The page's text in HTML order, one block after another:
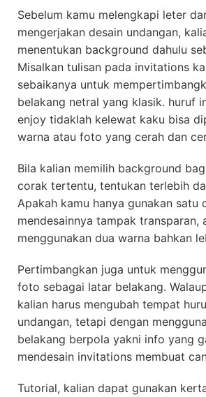
Sebelum kamu melengkapi leter
mengerjakan desain undangan,
menentukan background dahulu
Misalkan tulisan pada invitations
sebaikanya untuk
belakang netral yang klasik. huruf
enjoy tidaklah kelewat kaku bisa
warna atau foto yang cerah dan
Bila kalian memilih background
corak tertentu, tentukan terlebih
Apakah kamu hanya gunakan satu
mendesainnya tampak transparan,
menggunakan dua warna bahkan
Pertimbangkan juga untuk
foto sebagai latar belakang.
kalian harus mengubah tempat
undangan, tetapi dengan
belakang berpola yakni info yang
mendesain invitations membuat
Tutorial, kalian dapat gunakan